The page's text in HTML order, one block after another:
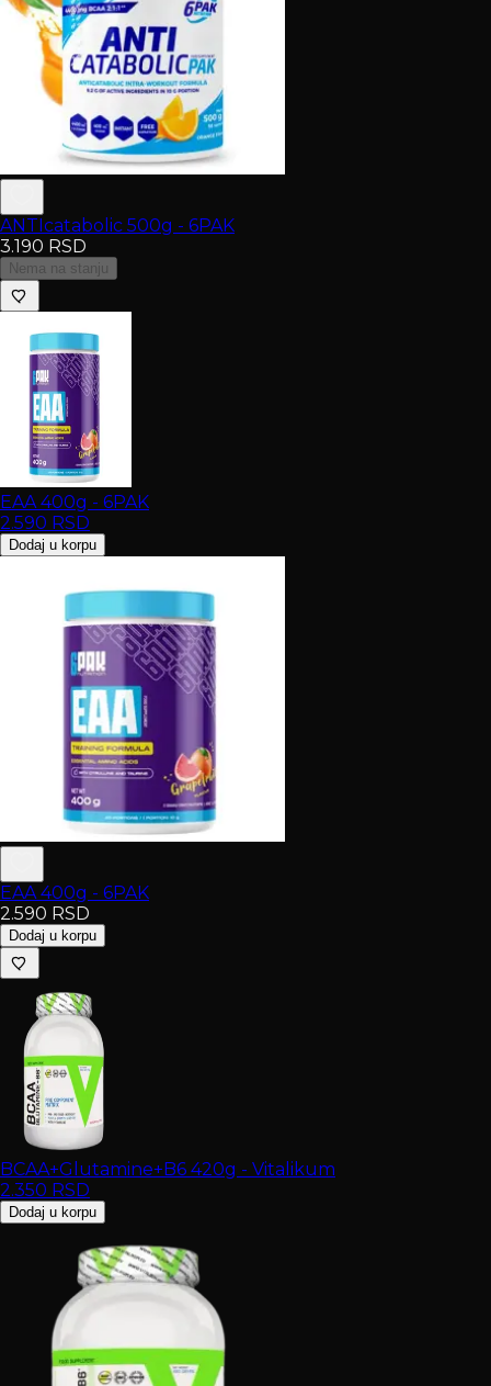
ANTIcatabolic 500g - 6PAK
3.190 RSD
Nema na stanju
EAA 400g - 6PAK
2.590 RSD
Dodaj u korpu
EAA 400g - 6PAK
2.590 RSD
Dodaj u korpu
BCAA+Glutamine+B6 420g - Vitalikum
2.350 RSD
Dodaj u korpu